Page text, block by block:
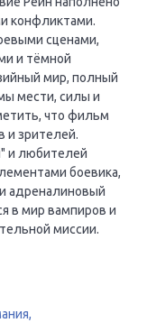
конфликтами.
сценами,
и тёмной
мир, полный
мести, силы и
что фильм
и зрителей.
и любителей
боевика,
адреналиновый
в мир вампиров и
миссии.